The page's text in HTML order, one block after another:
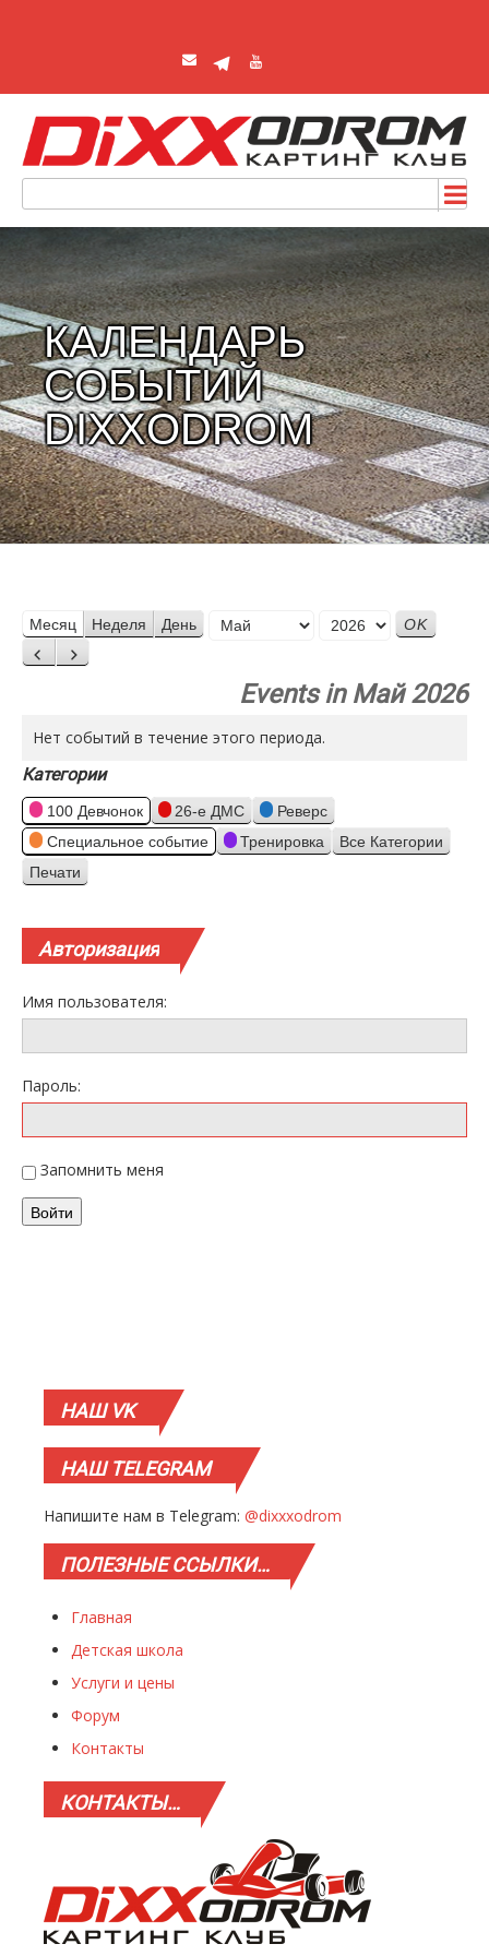
КАЛЕНДАРЬ
СОБЫТИЙ
DIXXODROM
Месяц Неделя День
Месяц
Назад
Вперед
Events in Май 2026
Нет событий в течение этого периода.
Категории
100 Девчонок 26-е ДМС
Реверс
Специальное событие
Тренировка Все Категории
Просмотр
Печати
Авторизация
Имя пользователя:
Пароль:
Запомнить меня
Войти
НАШVK
НАШTELEGRAM
Напишите нам в Telegram: @dixxxodrom
ПОЛЕЗНЫЕССЫЛКИ…
Главная
Детская школа
Услуги и цены
Форум
Контакты
КОНТАКТЫ…